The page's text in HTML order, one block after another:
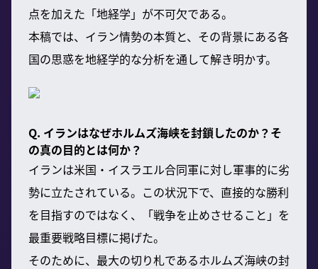
点を加えた「地経学」が不可欠である。
本稿では、イラン情勢の本質と、その背景にある各
国の思惑を地経学的な分析を通して解き明かす。
Q. イランはなぜホルムズ海峡を封鎖したのか？そ
の真の目的とは何か？
イランは米国・イスラエル合同軍に対し軍事的に劣
勢に立たされている。この状況下で、直接的な勝利
を目指すのではなく、「戦争を止めさせること」を
最重要戦略目標に掲げた。
そのために、最大の切り札であるホルムズ海峡の封